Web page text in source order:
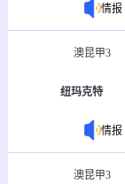
情报
澳昆甲3
纽玛克特
情报
澳昆甲3